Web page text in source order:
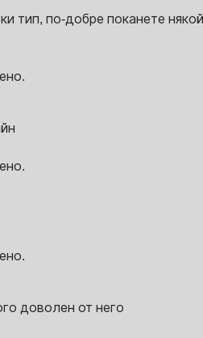
тип, по-добре поканете
доволен от него